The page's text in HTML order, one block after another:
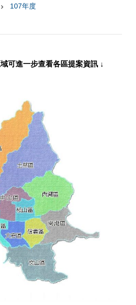
107年度
可進一步查看各區提案資訊 ↓